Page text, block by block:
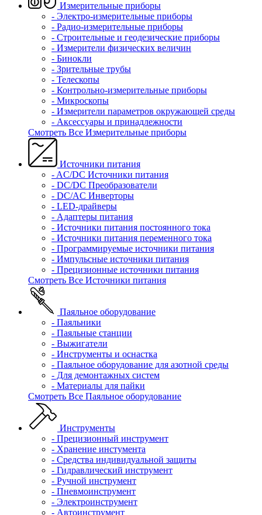
Измерительные приборы
- Электро-измерительные приборы
- Радио-измерительные приборы
- Строительные и геодезические приборы
- Измерители физических величин
- Бинокли
- Зрительные трубы
- Телескопы
- Контрольно-измерительные приборы
- Микроскопы
- Измерители параметров окружающей среды
- Аксессуары и принадлежности
Смотреть Все Измерительные приборы
Источники питания
- AC/DC Источники питания
- DC/DC Преобразователи
- DC/AC Инверторы
- LED-драйверы
- Адаптеры питания
- Источники питания постоянного тока
- Источники питания переменного тока
- Программируемые источники питания
- Импульсные источники питания
- Прецизионные источники питания
Смотреть Все Источники питания
Паяльное оборудование
- Паяльники
- Паяльные станции
- Выжигатели
- Инструменты и оснастка
- Паяльное оборудование для азотной среды
- Для демонтажных систем
- Материалы для пайки
Смотреть Все Паяльное оборудование
Инструменты
- Прецизионный инструмент
- Хранение инстумента
- Средства индивидуальной защиты
- Гидравлический инструмент
- Ручной инструмент
- Пневмоинструмент
- Электроинструмент
- Автоинструмент